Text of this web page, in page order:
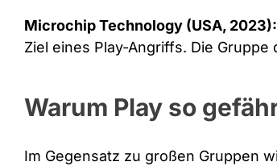
Microchip Technology (USA, 2023):
Ziel eines Play-Angriffs. Die
Warum Play so
Im Gegensatz zu großen Gruppen